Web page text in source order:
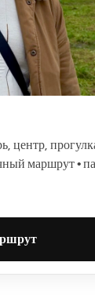
маршрут •